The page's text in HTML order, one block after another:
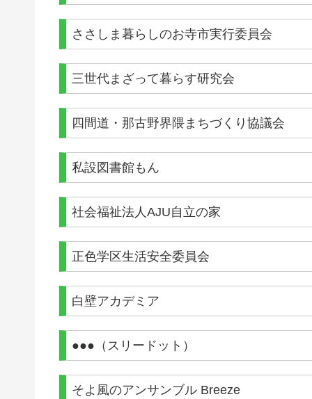
ささしま暮らしのお寺市実行委員会
三世代まざって暮らす研究会
四間道・那古野界隈まちづくり協議会
私設図書館もん
社会福祉法人AJU自立の家
正色学区生活安全委員会
白壁アカデミア
●●●（スリードット）
そよ風のアンサンブル Breeze